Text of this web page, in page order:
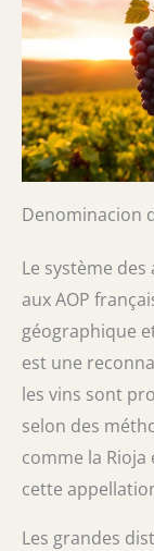
Denominacion
Le système
aux AOP
géographique
est une
les vins sont
selon des
comme la
cette
Les grandes